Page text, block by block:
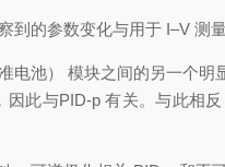
的参数变化与用于 I–V 测量
池） 模块之间的另一个明
此与PID-p 有关。与此相